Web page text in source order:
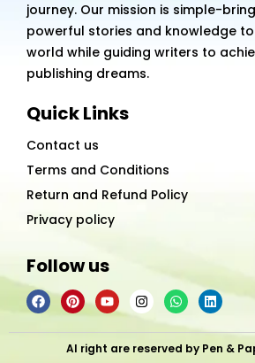
journey. Our mission is simple-bring
powerful stories and knowledge
world while guiding writers to
publishing dreams.
Quick Links
Contact us
Terms and Conditions
Return and Refund Policy
Privacy policy
Follow us
F
a
e
P
i
t
e
Y
o
t
u
I
n
t
a
W
h
t
s
L
i
k
e
Al right are reserved by Pen &